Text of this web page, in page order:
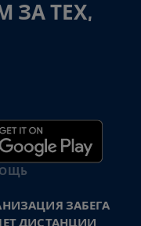
ЗА ТЕХ,
ЗАБЕГА
ДИСТАНЦИИ